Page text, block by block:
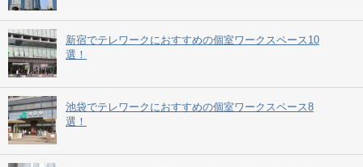
新宿でテレワークにおすすめの個室ワークスペース10
選！
池袋でテレワークにおすすめの個室ワークスペース8
選！